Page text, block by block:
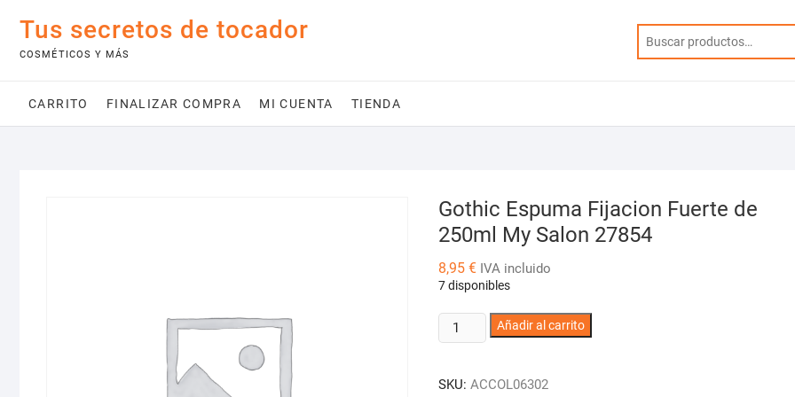
contenido
Tus secretos de tocador
COSMÉTICOS Y MÁS
CARRITO FINALIZAR COMPRA MI CUENTA TIENDA
Gothic Espuma Fijacion Fuerte de
250ml My Salon 27854
8,95 € IVA incluido
7 disponibles
Gothic
Espuma
Fuerte
Añadir al carrito
SKU: ACCOL06302